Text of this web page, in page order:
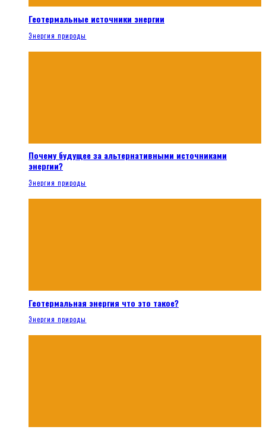
Геотермальные источники энергии
Энергия природы
Почему будущее за альтернативными источниками
энергии?
Энергия природы
Геотермальная энергия что это такое?
Энергия природы